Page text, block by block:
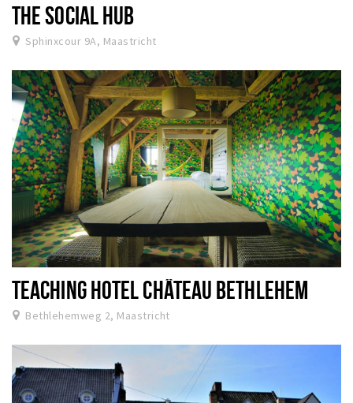
THE SOCIAL HUB
Sphinxcour 9A, Maastricht
TEACHING HOTEL CHÂTEAU BETHLEHEM
Bethlehemweg 2, Maastricht